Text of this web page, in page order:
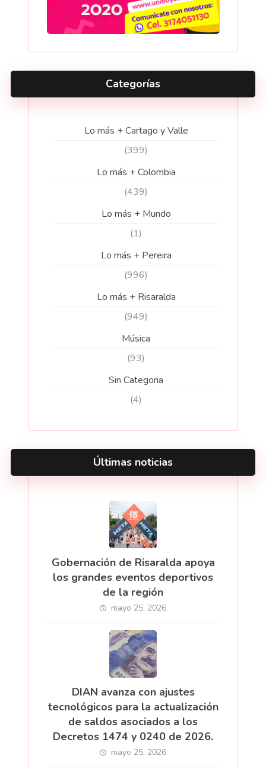
Categorías
Lo más + Cartago y Valle
(399)
Lo más + Colombia
(439)
Lo más + Mundo
(1)
Lo más + Pereira
(996)
Lo más + Risaralda
(949)
Música
(93)
Sin Categoria
(4)
Últimas noticias
Gobernación de Risaralda apoya
los grandes eventos deportivos
de la región
mayo 25, 2026
DIAN avanza con ajustes
tecnológicos para la actualización
de saldos asociados a los
Decretos 1474 y 0240 de 2026.
mayo 25, 2026